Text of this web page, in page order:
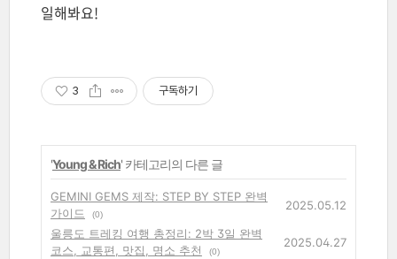
일해봐요!
3 구독하기
'Young & Rich' 카테고리의 다른 글
GEMINI GEMS 제작: STEP BY STEP 완벽
가이드
(0)
2025.05.12
울릉도 트레킹 여행 총정리: 2박 3일 완벽
코스, 교통편, 맛집, 명소 추천
(0)
2025.04.27